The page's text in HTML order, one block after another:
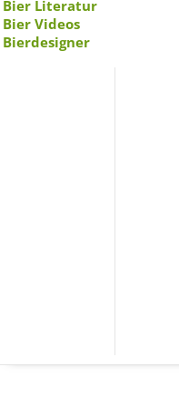
Bier Literatur
Bier Videos
Bierdesigner